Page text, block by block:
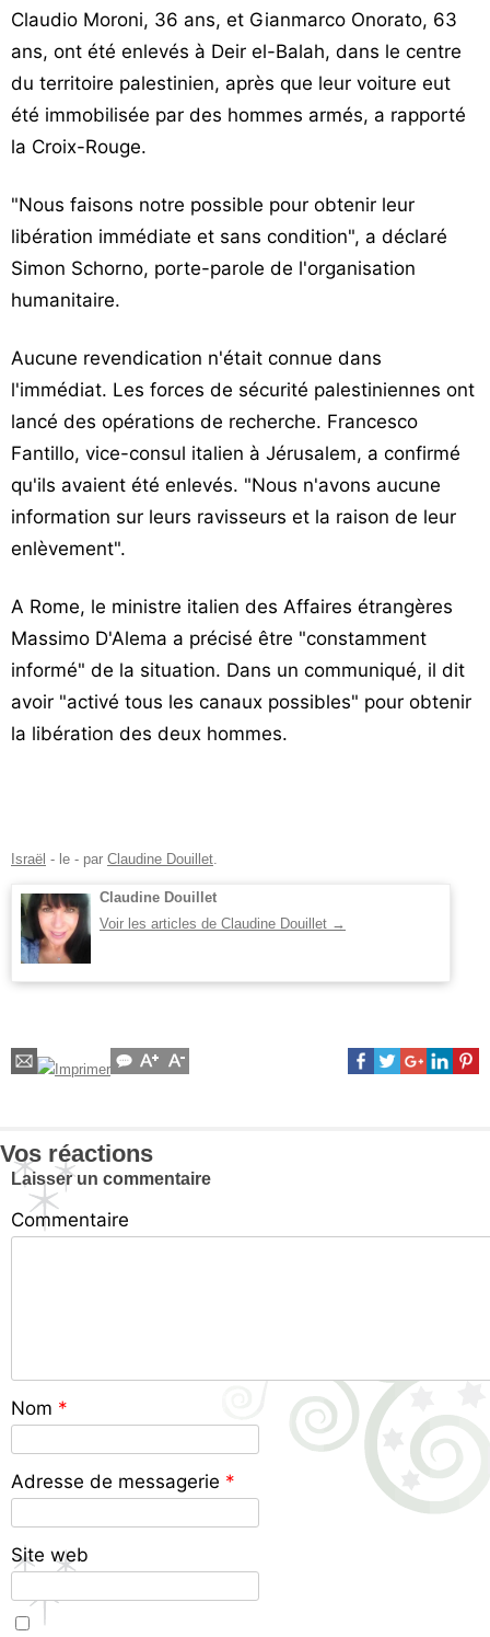
Vos
chroniques
Les
bonnes
adresses
Claudio Moroni, 36 ans, et Gianmarco Onorato, 63
ans, ont été enlevés à Deir el-Balah, dans le centre
du territoire palestinien, après que leur voiture eut
été immobilisée par des hommes armés, a rapporté
la Croix-Rouge.
"Nous faisons notre possible pour obtenir leur
libération immédiate et sans condition", a déclaré
Simon Schorno, porte-parole de l'organisation
humanitaire.
Aucune revendication n'était connue dans
l'immédiat. Les forces de sécurité palestiniennes ont
lancé des opérations de recherche. Francesco
Fantillo, vice-consul italien à Jérusalem, a confirmé
qu'ils avaient été enlevés. "Nous n'avons aucune
information sur leurs ravisseurs et la raison de leur
enlèvement".
A Rome, le ministre italien des Affaires étrangères
Massimo D'Alema a précisé être "constamment
informé" de la situation. Dans un communiqué, il dit
avoir "activé tous les canaux possibles" pour obtenir
la libération des deux hommes.
Israël - le - par Claudine Douillet.
Claudine Douillet
Voir les articles de Claudine Douillet →
Vos réactions
Laisser un commentaire
Commentaire
Nom *
Adresse de messagerie *
Site web